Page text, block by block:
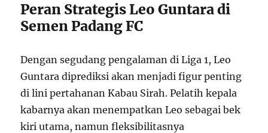
Peran Strategis Leo Guntara di
Semen Padang FC
Dengan segudang pengalaman di Liga 1, Leo
Guntara diprediksi akan menjadi figur penting
di lini pertahanan Kabau Sirah. Pelatih kepala
kabarnya akan menempatkan Leo sebagai bek
kiri utama, namun fleksibilitasnya